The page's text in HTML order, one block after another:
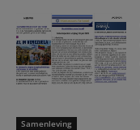
Samenleving